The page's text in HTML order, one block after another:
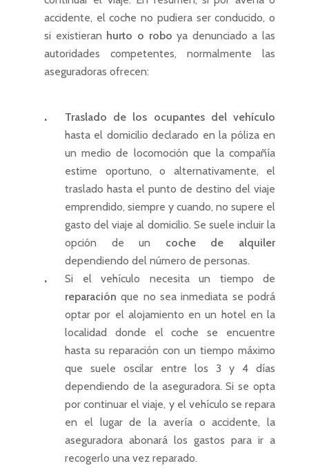
accidente, el coche no pudiera ser conducido, o
si existieran hurto o robo ya denunciado a las
autoridades competentes, normalmente las
aseguradoras ofrecen:
Traslado de los ocupantes del vehículo
hasta el domicilio declarado en la póliza en
un medio de locomoción que la compañía
estime oportuno, o alternativamente, el
traslado hasta el punto de destino del viaje
emprendido, siempre y cuando, no supere el
gasto del viaje al domicilio. Se suele incluir la
opción de un coche de alquiler
dependiendo del número de personas.
Si el vehículo necesita un tiempo de
reparación que no sea inmediata se podrá
optar por el alojamiento en un hotel en la
localidad donde el coche se encuentre
hasta su reparación con un tiempo máximo
que suele oscilar entre los 3 y 4 días
dependiendo de la aseguradora. Si se opta
por continuar el viaje, y el vehículo se repara
en el lugar de la avería o accidente, la
aseguradora abonará los gastos para ir a
recogerlo una vez reparado.